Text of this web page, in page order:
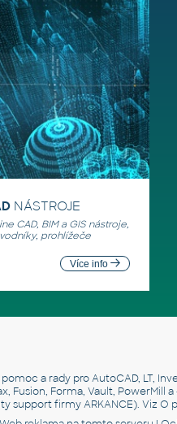
NÁSTROJE
CAD, BIM a GIS nástroje,
prohlížeče
Více info
a rady pro AutoCAD, LT,
Fusion, Forma, Vault, PowerMill
support firmy ARKANCE). Viz O